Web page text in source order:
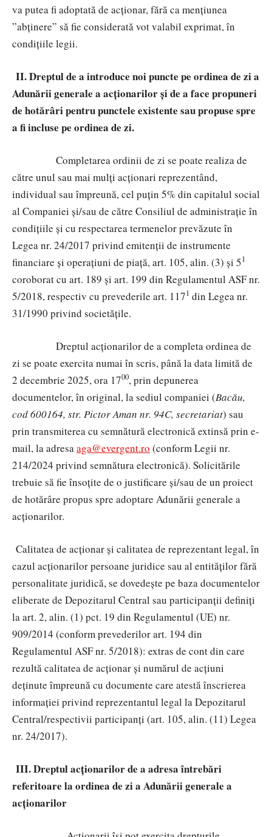
va putea fi adoptată de acționar, fără ca mențiunea
”abținere” să fie considerată vot valabil exprimat, în
condițiile legii.
II. Dreptul de a introduce noi puncte pe ordinea de zi a
Adunării generale a acționarilor și de a face propuneri
de hotărâri pentru punctele existente sau propuse spre
a fi incluse pe ordinea de zi.
Completarea ordinii de zi se poate realiza de
către unul sau mai mulți acționari reprezentând,
individual sau împreună, cel puțin 5% din capitalul social
al Companiei și/sau de către Consiliul de administrație în
condițiile și cu respectarea termenelor prevăzute în
Legea nr. 24/2017 privind emitenții de instrumente
financiare și operațiuni de piață, art. 105, alin. (3) și 51
coroborat cu art. 189 și art. 199 din Regulamentul ASF nr.
5/2018, respectiv cu prevederile art. 1171 din Legea nr.
31/1990 privind societățile.
Dreptul acționarilor de a completa ordinea de
zi se poate exercita numai în scris, până la data limită de
2 decembrie 2025, ora 1700, prin depunerea
documentelor, în original, la sediul companiei (Bacău,
cod 600164, str. Pictor Aman nr. 94C, secretariat) sau
prin transmiterea cu semnătură electronică extinsă prin e-
mail, la adresa aga@evergent.ro (conform Legii nr.
214/2024 privind semnătura electronică). Solicitările
trebuie să fie însoțite de o justificare și/sau de un proiect
de hotărâre propus spre adoptare Adunării generale a
acționarilor.
Calitatea de acționar și calitatea de reprezentant legal, în
cazul acționarilor persoane juridice sau al entităților fără
personalitate juridică, se dovedește pe baza documentelor
eliberate de Depozitarul Central sau participanții definiți
la art. 2, alin. (1) pct. 19 din Regulamentul (UE) nr.
909/2014 (conform prevederilor art. 194 din
Regulamentul ASF nr. 5/2018): extras de cont din care
rezultă calitatea de acționar și numărul de acțiuni
deținute împreună cu documente care atestă înscrierea
informației privind reprezentantul legal la Depozitarul
Central/respectivii participanți (art. 105, alin. (11) Legea
nr. 24/2017).
III. Dreptul acționarilor de a adresa întrebări
referitoare la ordinea de zi a Adunării generale a
acționarilor